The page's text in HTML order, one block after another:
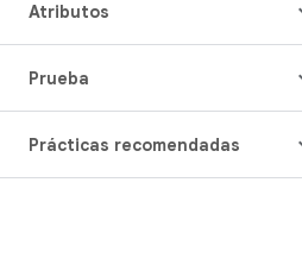
Atributos
Prueba
Prácticas recomendadas